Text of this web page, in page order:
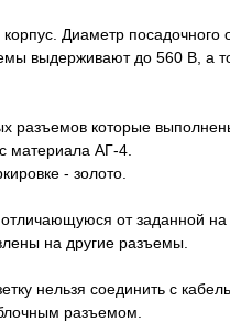
Диаметр посадочного
выдерживают до 560 В, а
разъемов которые
материала АГ-4.
- золото.
от заданной
на другие разъемы.
нельзя соединить с
разъемом.